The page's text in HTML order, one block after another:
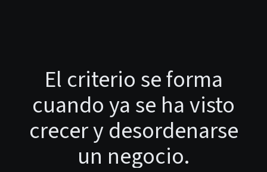
El criterio se forma
cuando ya se ha visto
crecer y desordenarse
un negocio.